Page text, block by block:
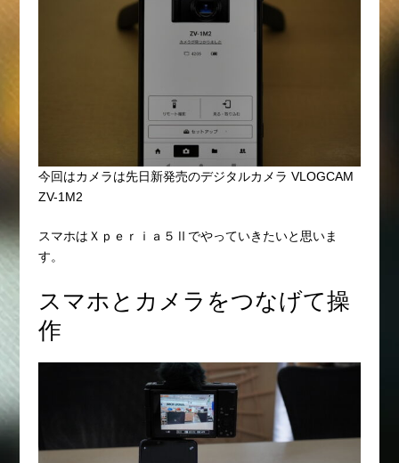
今回はカメラは先日新発売のデジタルカメラ VLOGCAM
ZV-1M2
スマホはＸｐｅｒｉａ５Ⅱでやっていきたいと思いま
す。
スマホとカメラをつなげて操
作